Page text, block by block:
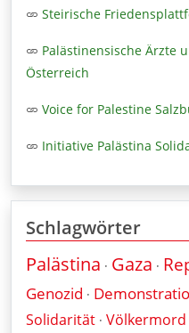
Steirische
Palästinensische Ärzte
Österreich
Voice for Palestine
Initiative Palästina
Schlagwörter
Palästina · Gaza ·
Genozid ·
Solidarität · Völkermord